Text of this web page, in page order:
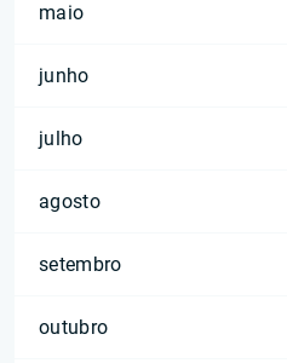
maio
junho
julho
agosto
setembro
outubro